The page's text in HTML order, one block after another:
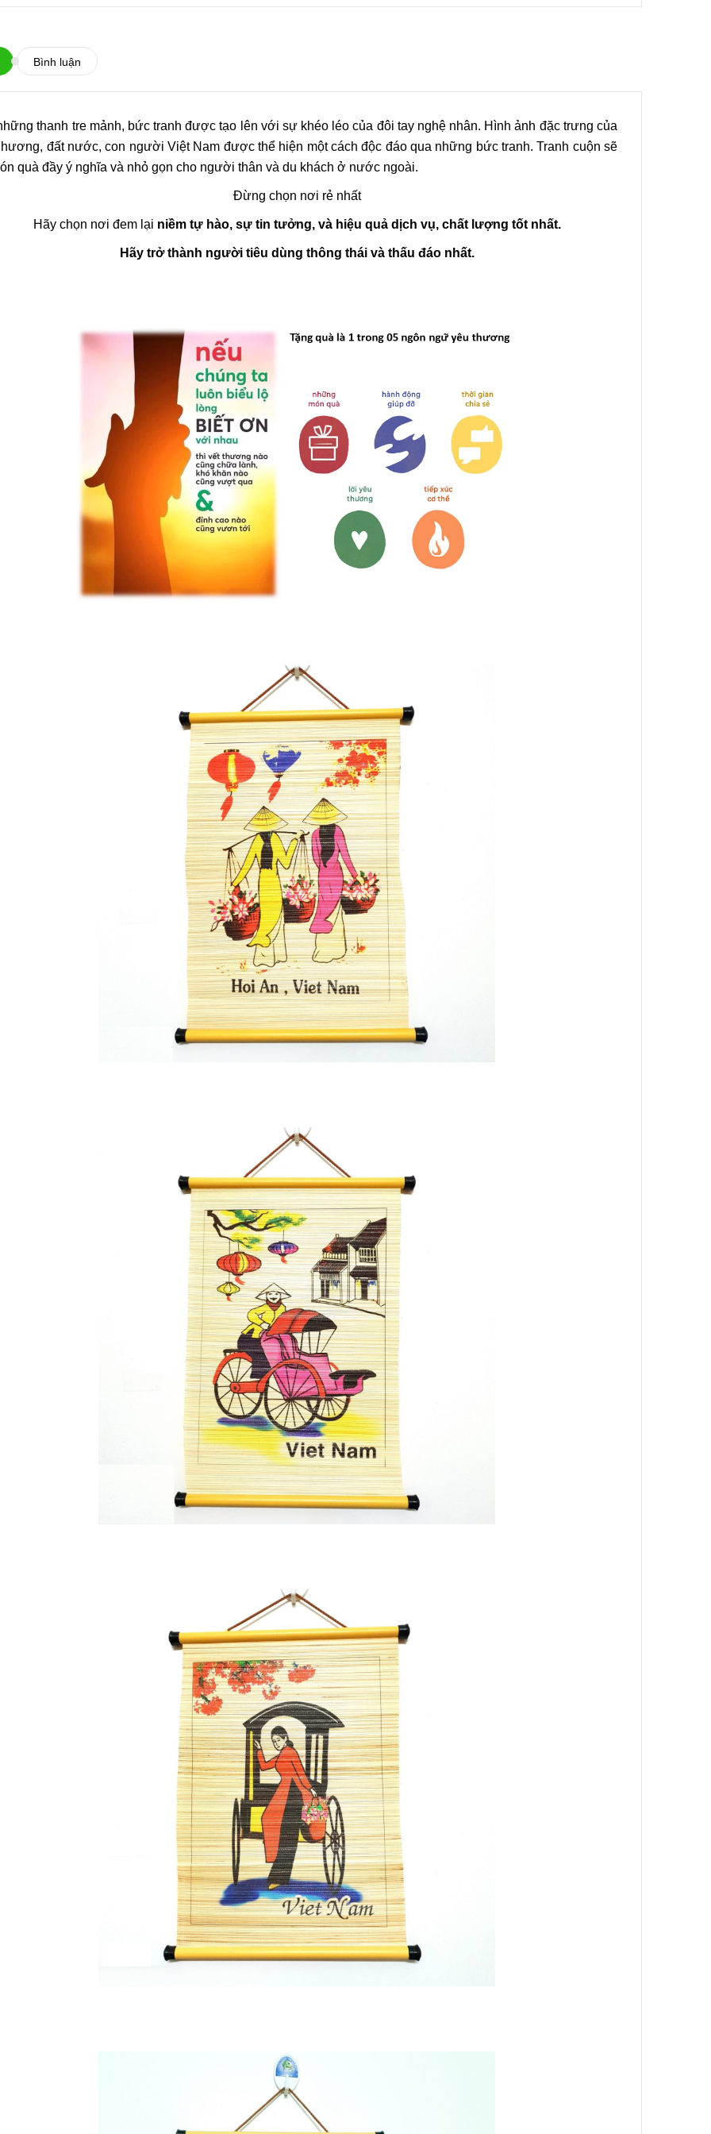
Bình luận
thanh tre mảnh, bức tranh được tạo lên với sự khéo léo của đôi tay nghệ nhân. Hình ảnh đặc trưng của
đất nước, con người Việt Nam được thể hiện một cách độc đáo qua những bức tranh.Tranh cuộn sẽ
quà đầy ý nghĩa và nhỏ gọn cho người thân và du khách ở nước ngoài.
Đừng chọn nơi rẻ nhất
Hãy chọn nơi đem lại niềm tự hào, sự tin tưởng, và hiệu quả dịch vụ, chất lượng tốt nhất.
Hãy trở thành người tiêu dùng thông thái và thấu đáo nhất.